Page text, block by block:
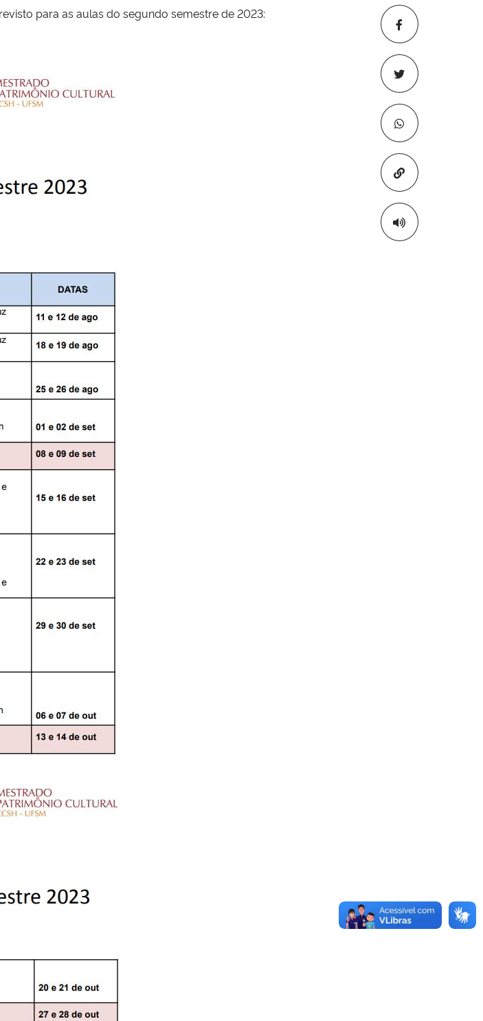
Copiar para
para as aulas do segundo semestre de 2023: